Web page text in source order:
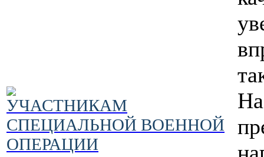
УЧАСТНИКАМ
СПЕЦИАЛЬНОЙ ВОЕННОЙ
ОПЕРАЦИИ